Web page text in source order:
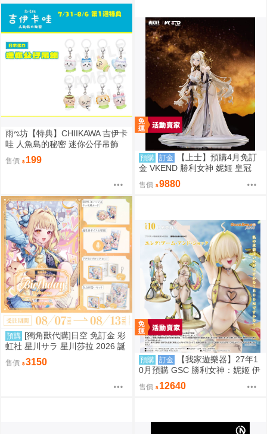
雨ಌ坊【特典】CHIIKAWA 吉伊卡
哇 人魚島的秘密 迷你公仔吊飾
（吉伊、小八、烏薩奇、小桃、
栗子、師傅、古本、獅薩）
售價 199 預購 訂金
【上士】預購4月免訂
金 VKEND 勝利女神 妮姬 皇冠
榮耀之花 1/4 附特典 1025
售價 9880
預購 [獨角獸代購]日空 免訂金 彩
虹社 星川サラ 星川莎拉 2026 誕
生日記念 套組 にじさんじ 預購
售價 3150 預購 訂金
【我家遊樂器】27年1
0月預購 GSC 勝利女神：妮姬 伊
萊格：BOOM與驚嚇 1/4完成品
售價 12640